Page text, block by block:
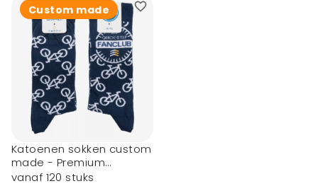
Custom made
Katoenen sokken custom
made - Premium
Essential
vanaf 120 stuks